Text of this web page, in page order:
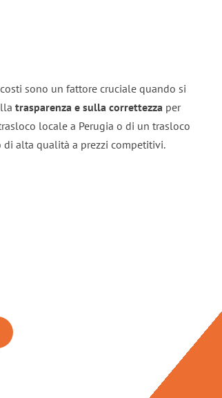
sono un fattore cruciale quando si
trasparenza e sulla correttezza per
locale a Perugia o di un trasloco
alta qualità a prezzi competitivi.